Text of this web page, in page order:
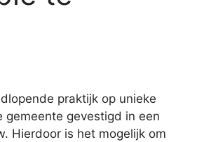
praktijk op unieke
gevestigd in een
Hierdoor is het mogelijk om